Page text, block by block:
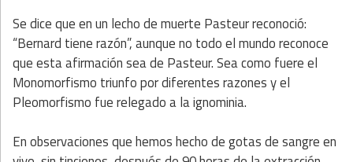
Se dice que en un lecho de muerte Pasteur reconoció:
“Bernard tiene razón”, aunque no todo el mundo reconoce
que esta afirmación sea de Pasteur. Sea como fuere el
Monomorfismo triunfo por diferentes razones y el
Pleomorfismo fue relegado a la ignominia.
En observaciones que hemos hecho de gotas de sangre en